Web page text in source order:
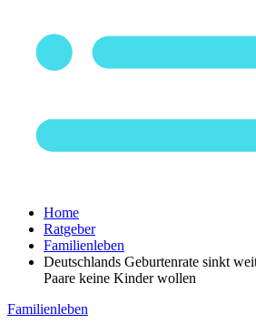
Home
Ratgeber
Familienleben
Deutschlands Geburtenrate sinkt
Paare keine Kinder wollen
Familienleben